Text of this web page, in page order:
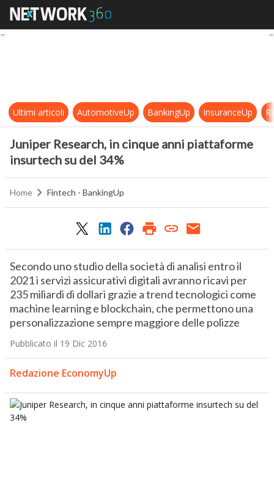
Juniper Research, in cinque anni
Ultimi articoli AutomotiveUp BankingUp InsuranceUp
Juniper Research, in cinque anni piattaforme
insurtech su del 34%
Home Fintech - BankingUp
Secondo uno studio della società di analisi entro il
2021 i servizi assicurativi digitali avranno ricavi per
235 miliardi di dollari grazie a trend tecnologici come
machine learning e blockchain, che permettono una
personalizzazione sempre maggiore delle polizze
Pubblicato il 19 Dic 2016
Redazione EconomyUp